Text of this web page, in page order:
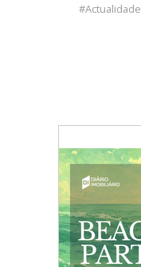
Actualidade